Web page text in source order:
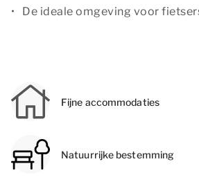
De ideale omgeving voor
Fijne accommodaties
Natuurrijke bestemming